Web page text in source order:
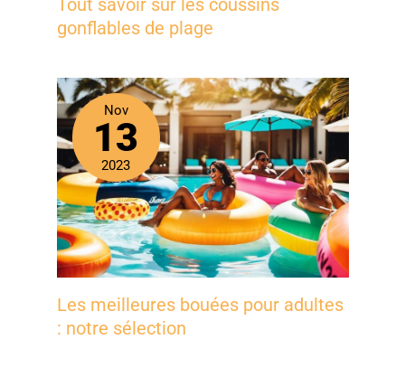
Tout savoir sur les coussins
gonflables de plage
Nov
13
2023
Les meilleures bouées pour adultes
: notre sélection